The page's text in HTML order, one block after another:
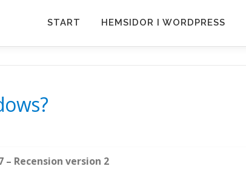
START HEMSIDOR I WORDPRESS
– Recension version 2